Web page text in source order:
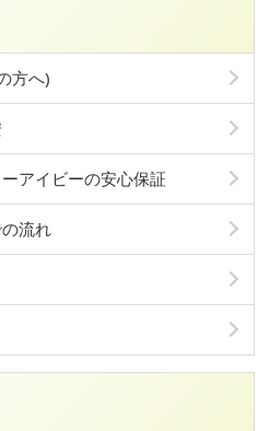
方へ)
アイビーの安心保証
流れ